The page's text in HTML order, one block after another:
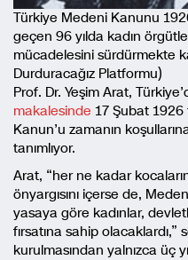
Türkiye Medeni Kanunu
geçen 96 yılda kadın
mücadelesini sürdürmekte
Durduracağız Platformu)
Prof. Dr. Yeşim Arat,
makalesinde 17 Şubat
Kanun’u zamanın
tanımlıyor.
Arat, “her ne kadar
önyargısını içerse de,
yasaya göre kadınlar,
fırsatına sahip
kurulmasından yalnızca üç